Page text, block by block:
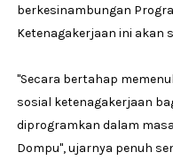
berkesinambungan
Ketenagakerjaan ini akan
"Secara bertahap
sosial ketenagakerjaan
diprogramkan dalam
Dompu", ujarnya penuh